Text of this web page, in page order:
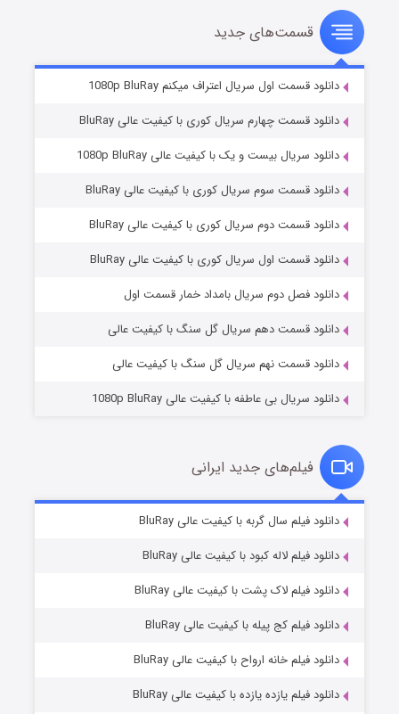
سریال زشت
قسمت۲ (زیرنویس) منتشر شد
مردگان متحرک: شهر مرده ۳
قسمت۲ (زیرنویس) منتشر شد
قسمت۷ (زیرنویس) منتشر شد
قسمت‌های جدید
دانلود قسمت اول سریال اعتراف میکنم 1080p BluRay
دانلود قسمت چهارم سریال کوری با کیفیت عالی BluRay
دانلود سریال بیست و یک با کیفیت عالی 1080p BluRay
دانلود قسمت سوم سریال کوری با کیفیت عالی BluRay
دانلود قسمت دوم سریال کوری با کیفیت عالی BluRay
دانلود قسمت اول سریال کوری با کیفیت عالی BluRay
دانلود فصل دوم سریال بامداد خمار قسمت اول
دانلود قسمت دهم سریال گل سنگ با کیفیت عالی
دانلود قسمت نهم سریال گل سنگ با کیفیت عالی
دانلود سریال بی عاطفه با کیفیت عالی 1080p BluRay
فیلم‌های جدید ایرانی
دانلود فیلم سال گربه با کیفیت عالی BluRay
دانلود فیلم لاله کبود با کیفیت عالی BluRay
دانلود فیلم لاک پشت با کیفیت عالی BluRay
دانلود فیلم کج‌ پیله با کیفیت عالی BluRay
دانلود فیلم خانه ارواح با کیفیت عالی BluRay
دانلود فیلم یازده یازده با کیفیت عالی BluRay